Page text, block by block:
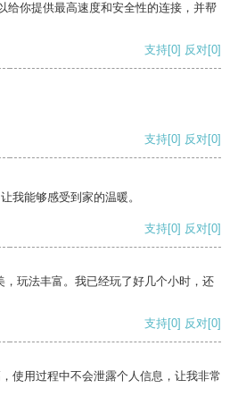
给你提供最高速度和安全性的连接，并帮
支持[0] 反对[0]
支持[0] 反对[0]
我能够感受到家的温暖。
支持[0] 反对[0]
玩法丰富。我已经玩了好几个小时，还
支持[0] 反对[0]
使用过程中不会泄露个人信息，让我非常